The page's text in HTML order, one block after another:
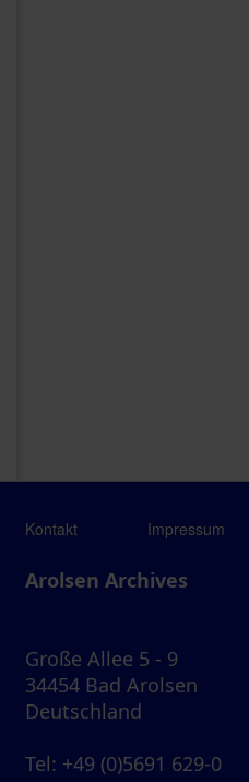
Kontakt Impressum
Arolsen Archives
Große Allee 5 - 9
34454 Bad Arolsen
Deutschland
Tel: +49 (0)5691 629-0